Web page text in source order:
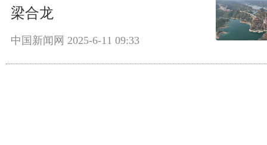
梁合龙
中国新闻网 2025-6-11 09:33